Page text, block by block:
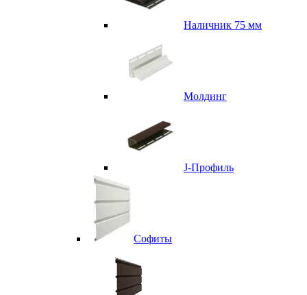
Наличник 75 мм
Молдинг
J-Профиль
Софиты